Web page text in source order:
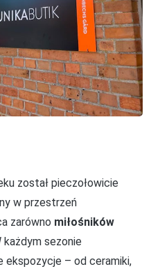
został pieczołowicie
w przestrzeń
zarówno miłośników
każdym sezonie
ekspozycje – od ceramiki,